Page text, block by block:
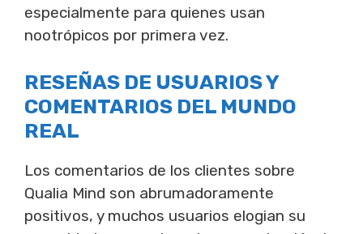
especialmente para quienes usan
nootrópicos por primera vez.
RESEÑAS DE USUARIOS Y
COMENTARIOS DEL MUNDO
REAL
Los comentarios de los clientes sobre
Qualia Mind son abrumadoramente
positivos, y muchos usuarios elogian su